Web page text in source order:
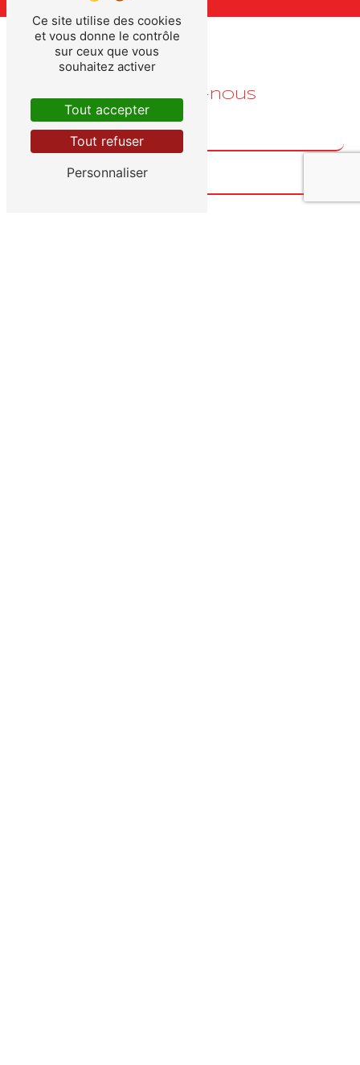
Contactez-nous
Ce site utilise des cookies
et vous donne le contrôle
sur ceux que vous
souhaitez activer
Tout accepter
Tout refuser
Personnaliser